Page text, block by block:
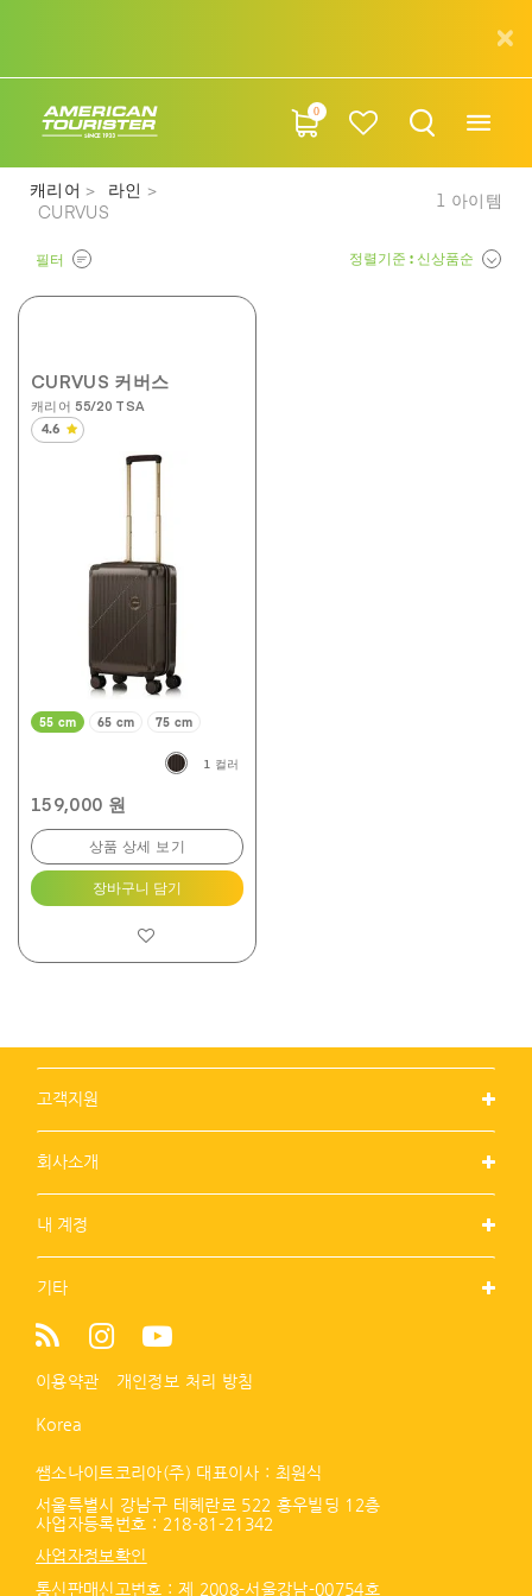
0
캐리어
라인
CURVUS
1 아이템
정렬기준 : 신상품순
필터
1 컬러
55 cm 65 cm 75 cm
CURVUS 커버스
캐리어 55/20 TSA
4.6
별
159,000 원
상품 상세 보기
장바구니 담기
고객지원
회사소개
내 계정
기타
이용약관 개인정보 처리 방침
Korea
쌤소나이트코리아(주) 대표이사 : 최원식
서울특별시 강남구 테헤란로 522 홍우빌딩 12층
사업자등록번호 : 218-81-21342
사업자정보확인
통신판매신고번호 : 제 2008-서울강남-00754호